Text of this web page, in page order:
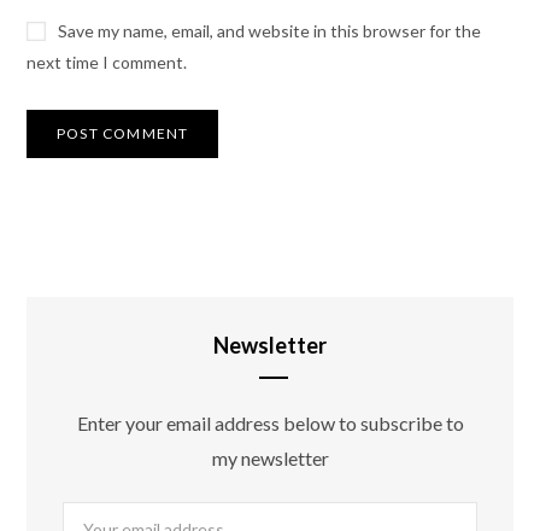
Save my name, email, and website in this browser for the
next time I comment.
Newsletter
Enter your email address below to subscribe to
my newsletter